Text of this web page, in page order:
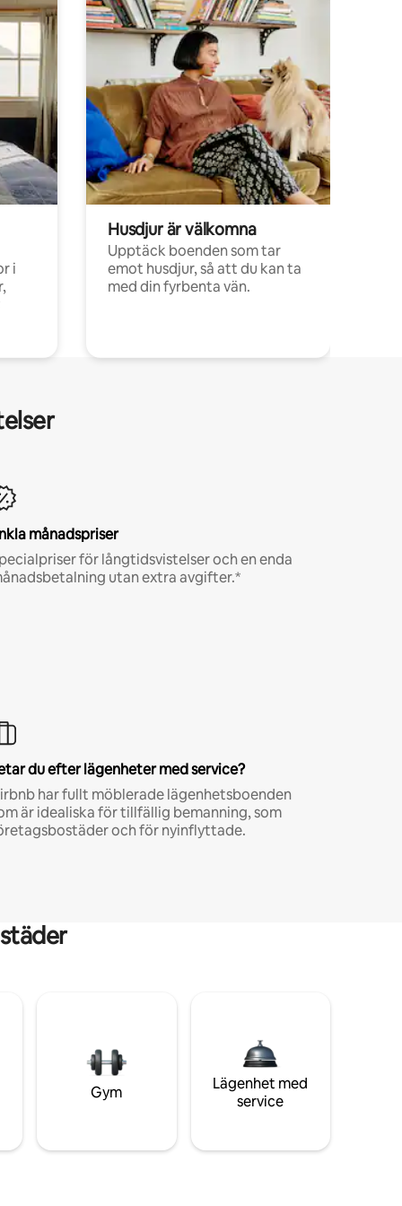
i
Husdjur är välkomna
Upptäck boenden som tar
emot husdjur, så att du kan ta
med din fyrbenta vän.
månadspriser
för långtidsvistelser och en enda
utan extra avgifter.*
du efter lägenheter med service?
har fullt möblerade lägenhetsboenden
är idealiska för tillfällig bemanning, som
och för nyinflyttade.
Gym
Lägenhet med
service